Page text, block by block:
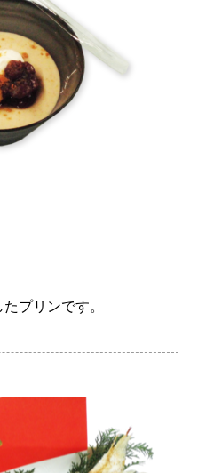
プリンです。